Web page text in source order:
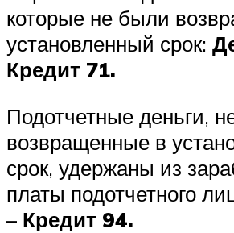
которые не были
установленный срок:
Кредит 71.
Подотчетные деньги,
возвращенные в
срок, удержаны из
платы подотчетного
– Кредит 94.